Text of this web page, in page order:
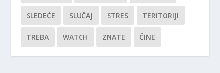
SLEDEĆE SLUČAJ STRES TERITORIJI
TREBA WATCH ZNATE ČINE